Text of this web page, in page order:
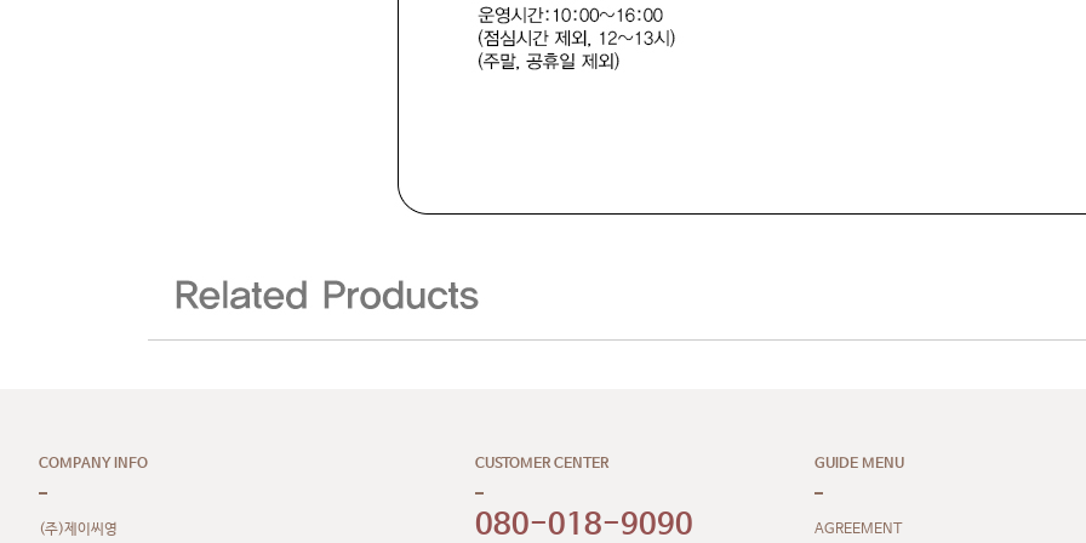
COMPANY INFO
(주)제이씨영
CUSTOMER CENTER
080-018-9090
GUIDE MENU
AGREEMENT